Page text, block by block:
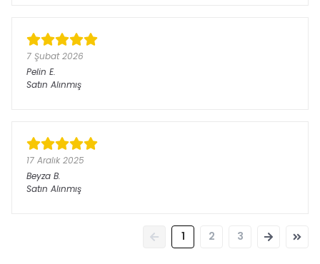
7 Şubat 2026
Pelin E.
Satın Alınmış
17 Aralık 2025
Beyza B.
Satın Alınmış
1 2 3